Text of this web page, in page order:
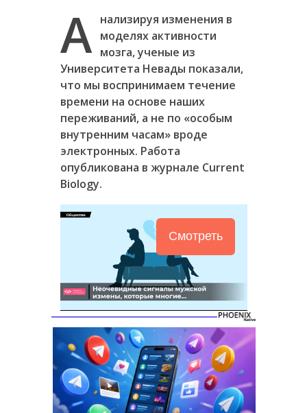
А
нализируя изменения в
моделях активности
мозга, ученые из
Университета Невады показали,
что мы воспринимаем течение
времени на основе наших
переживаний, а не по «особым
внутренним часам» вроде
электронных. Работа
опубликована в журнале Current
Biology.
Смотреть